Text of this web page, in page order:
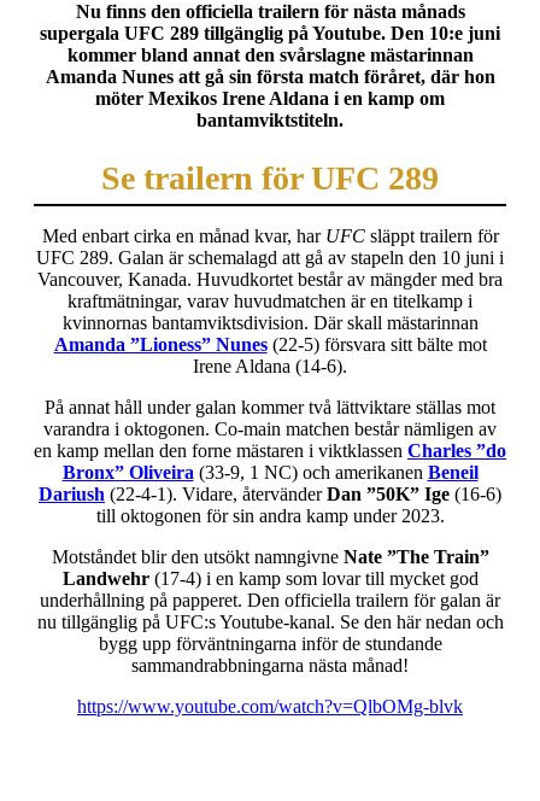
Nu finns den officiella trailern för nästa månads
supergala UFC 289 tillgänglig på Youtube. Den 10:e juni
kommer bland annat den svårslagne mästarinnan
Amanda Nunes att gå sin första match föråret, där hon
möter Mexikos Irene Aldana i en kamp om
bantamviktstiteln.
Se trailern för UFC 289
Med enbart cirka en månad kvar, har UFCsläppt trailern för
UFC 289. Galan är schemalagd att gå av stapeln den 10 juni i
Vancouver, Kanada. Huvudkortet består av mängder med bra
kraftmätningar, varav huvudmatchen är en titelkamp i
kvinnornas bantamviktsdivision. Där skall mästarinnan
Amanda ”Lioness” Nunes(22-5) försvara sitt bälte mot
Irene Aldana (14-6).
På annat håll under galan kommer två lättviktare ställas mot
varandra i oktogonen. Co-main matchen består nämligen av
en kamp mellan den forne mästaren i viktklassen Charles ”do
Bronx” Oliveira (33-9, 1 NC) och amerikanen Beneil
Dariush (22-4-1). Vidare, återvänderDan ”50K” Ige (16-6)
till oktogonen för sin andra kamp under 2023.
Motståndet blir den utsökt namngivne Nate ”The Train”
Landwehr(17-4) i en kamp som lovar till mycket god
underhållning på papperet. Den officiella trailern för galan är
nu tillgänglig på UFC:s Youtube-kanal. Se den här nedan och
bygg upp förväntningarna inför de stundande
sammandrabbningarna nästa månad!
https://www.youtube.com/watch?v=QlbOMg-blvk